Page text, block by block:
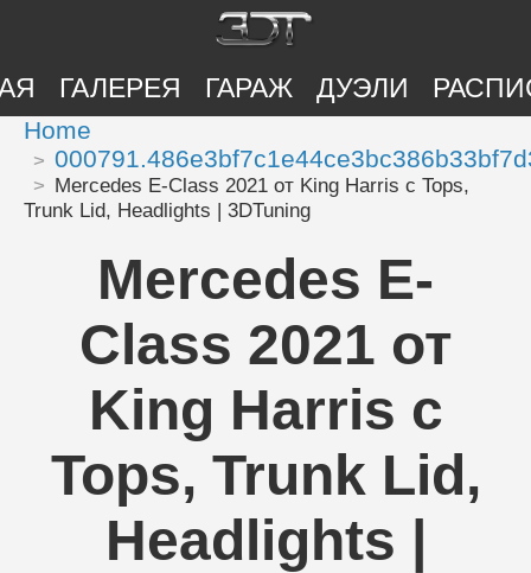
ГАЛЕРЕЯ ГАРАЖ ДУЭЛИ
Home
Mercedes E-Class 2021 от King Harris с Tops,
Trunk Lid, Headlights | 3DTuning
Mercedes E-
Class 2021 от
King Harris с
Tops, Trunk Lid,
Headlights |